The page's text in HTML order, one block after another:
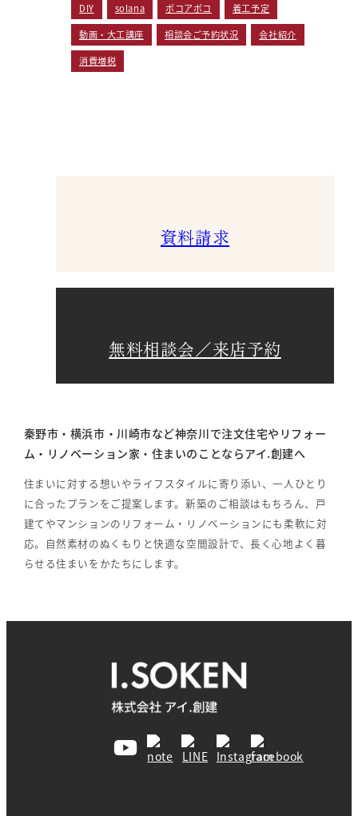
DIY solana ポコアポコ 着工予定
動画・大工講座 相談会ご予約状況 会社紹介
消費増税
資料請求
無料相談会／来店予約
秦野市・横浜市・川崎市など神奈川で注文住宅やリフォー
ム・リノベーション家・住まいのことならアイ.創建へ
住まいに対する想いやライフスタイルに寄り添い、一人ひとり
に合ったプランをご提案します。新築のご相談はもちろん、戸
建てやマンションのリフォーム・リノベーションにも柔軟に対
応。自然素材のぬくもりと快適な空間設計で、長く心地よく暮
らせる住まいをかたちにします。